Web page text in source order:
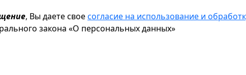
, Вы даете своесогласие на использование и
закона «О персональных данных»